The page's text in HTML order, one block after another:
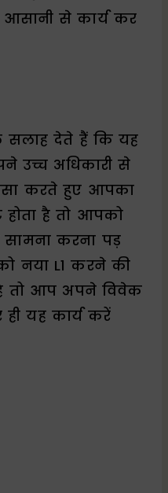
आसानी से कार्य कर
देते हैं कि यह
अधिकारी से
करते हुए आपका
होता है तो आपको
सामना करना पड़
नया L1 करने की
तो आप अपने विवेक
ही यह कार्य करें